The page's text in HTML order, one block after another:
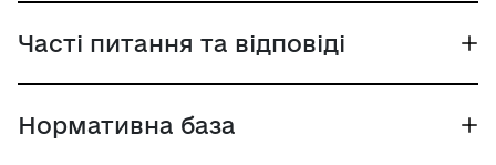
Часті питання та відповіді
Нормативна база